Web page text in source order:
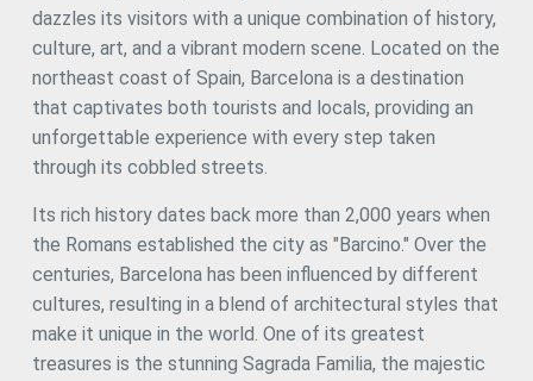
location, surrounded by all services and well connected,
this penthouse is the perfect opportunity for those
seeking exclusivity, spaciousness and dream views. For
more information or to make a visit do not hesitate to
contact us. #ref:CBES2459
dazzles its visitors with a unique combination of history,
culture, art, and a vibrant modern scene. Located on the
northeast coast of Spain, Barcelona is a destination
that captivates both tourists and locals, providing an
unforgettable experience with every step taken
through its cobbled streets.
Its rich history dates back more than 2,000 years when
the Romans established the city as "Barcino." Over the
centuries, Barcelona has been influenced by different
cultures, resulting in a blend of architectural styles that
make it unique in the world. One of its greatest
treasures is the stunning Sagrada Familia, the majestic